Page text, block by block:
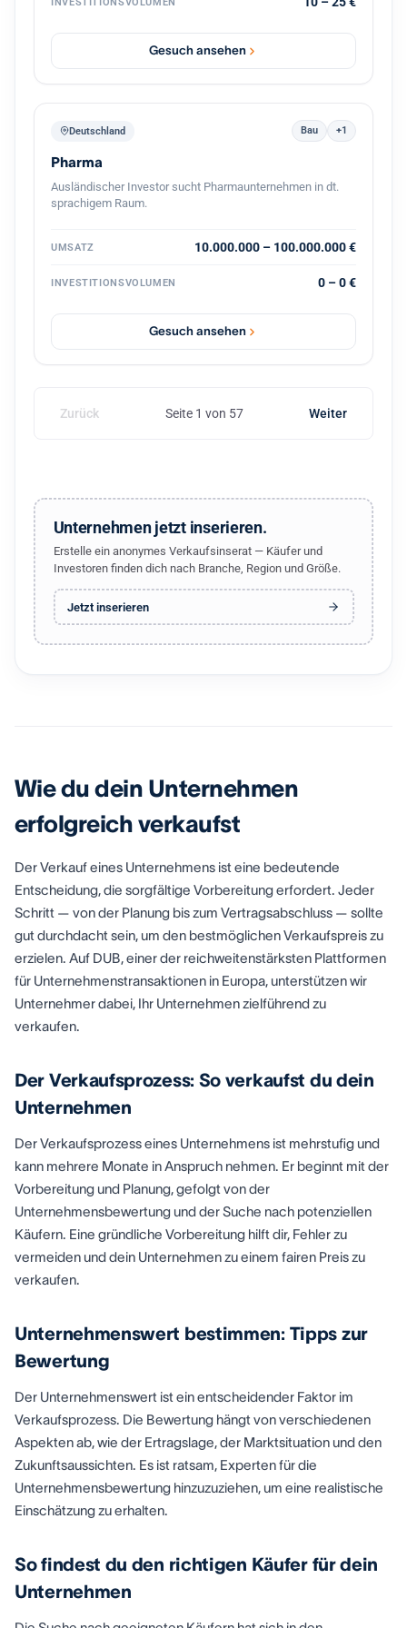
Management und mit Kontinuität für die Belegschaft.
Gesuch ansehen
Deutschland Bau +1
Pharma
Ausländischer Investor sucht Pharmaunternehmen in dt.
sprachigem Raum.
UMSATZ 10.000.000 – 100.000.000 €
INVESTITIONSVOLUMEN 0 – 0 €
Gesuch ansehen
Zurück Seite 1 von 57 Weiter
Unternehmen jetzt inserieren.
Erstelle ein anonymes Verkaufsinserat — Käufer und
Investoren finden dich nach Branche, Region und Größe.
Jetzt inserieren
Wie du dein Unternehmen
erfolgreich verkaufst
Der Verkauf eines Unternehmens ist eine bedeutende
Entscheidung, die sorgfältige Vorbereitung erfordert. Jeder
Schritt — von der Planung bis zum Vertragsabschluss — sollte
gut durchdacht sein, um den bestmöglichen Verkaufspreis zu
erzielen. Auf DUB, einer der reichweitenstärksten Plattformen
für Unternehmenstransaktionen in Europa, unterstützen wir
Unternehmer dabei, Ihr Unternehmen zielführend zu
verkaufen.
Der Verkaufsprozess: So verkaufst du dein
Unternehmen
Der Verkaufsprozess eines Unternehmens ist mehrstufig und
kann mehrere Monate in Anspruch nehmen. Er beginnt mit der
Vorbereitung und Planung, gefolgt von der
Unternehmensbewertung und der Suche nach potenziellen
Käufern. Eine gründliche Vorbereitung hilft dir, Fehler zu
vermeiden und dein Unternehmen zu einem fairen Preis zu
verkaufen.
Unternehmenswert bestimmen: Tipps zur
Bewertung
Der Unternehmenswert ist ein entscheidender Faktor im
Verkaufsprozess. Die Bewertung hängt von verschiedenen
Aspekten ab, wie der Ertragslage, der Marktsituation und den
Zukunftsaussichten. Es ist ratsam, Experten für die
Unternehmensbewertung hinzuzuziehen, um eine realistische
Einschätzung zu erhalten.
So findest du den richtigen Käufer für dein
Unternehmen